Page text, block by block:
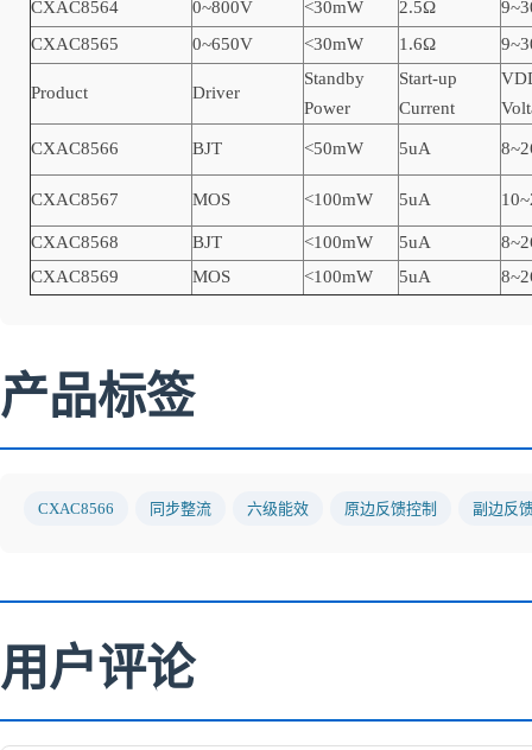
CXAC8564 0~800V <30mW 2.5Ω
CXAC8565
0~650V <30mW 1.6Ω
Product Driver
Standby
Power
Start-up
Current
CXAC8566 BJT <50mW 5uA
CXAC8567 MOS <100mW 5uA
CXAC8568 BJT <100mW 5uA
CXAC8569
MOS <100mW 5uA
产品标签
CXAC8566 同步整流 六级能效 原边反馈控制 副边反
用户评论